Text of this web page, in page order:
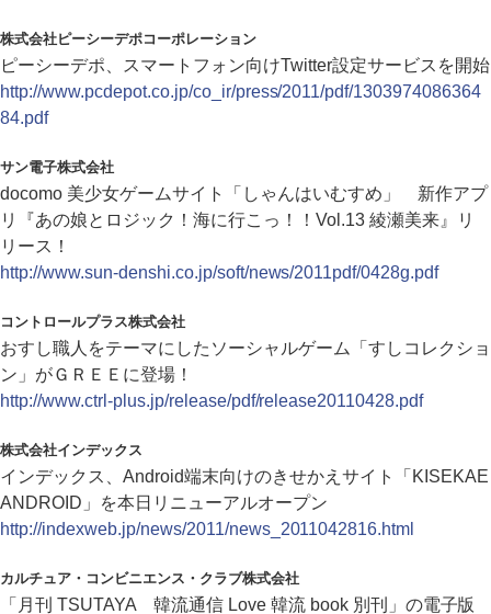
株式会社ピーシーデポコーポレーション
ピーシーデポ、スマートフォン向けTwitter設定サービスを開始
http://www.pcdepot.co.jp/co_ir/press/2011/pdf/1303974086364
84.pdf
サン電子株式会社
docomo 美少女ゲームサイト「しゃんはいむすめ」 新作アプ
リ『あの娘とロジック！海に行こっ！！Vol.13 綾瀬美来』リ
リース！
http://www.sun-denshi.co.jp/soft/news/2011pdf/0428g.pdf
コントロールプラス株式会社
おすし職人をテーマにしたソーシャルゲーム「すしコレクショ
ン」がＧＲＥＥに登場！
http://www.ctrl-plus.jp/release/pdf/release20110428.pdf
株式会社インデックス
インデックス、Android端末向けのきせかえサイト「KISEKAE
ANDROID」を本日リニューアルオープン
http://indexweb.jp/news/2011/news_2011042816.html
カルチュア・コンビニエンス・クラブ株式会社
「月刊 TSUTAYA 韓流通信 Love 韓流 book 別刊」の電子版